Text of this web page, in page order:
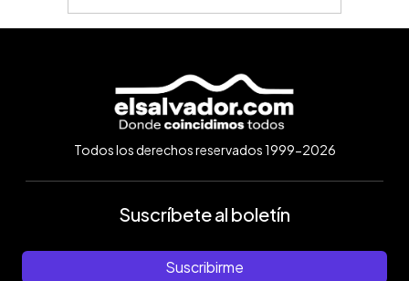
Todos los derechos reservados 1999-2026
Suscríbete al boletín
Suscribirme